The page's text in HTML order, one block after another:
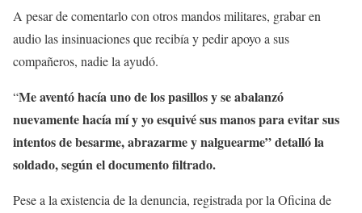
A pesar de comentarlo con otros mandos militares, grabar en
audio las insinuaciones que recibía y pedir apoyo a sus
compañeros, nadie la ayudó.
“Me aventó hacía uno de los pasillos y se abalanzó
nuevamente hacía mí y yo esquivé sus manos para evitar sus
intentos de besarme, abrazarme y nalguearme” detalló la
soldado, según el documento filtrado.
Pese a la existencia de la denuncia, registrada por la Oficina de